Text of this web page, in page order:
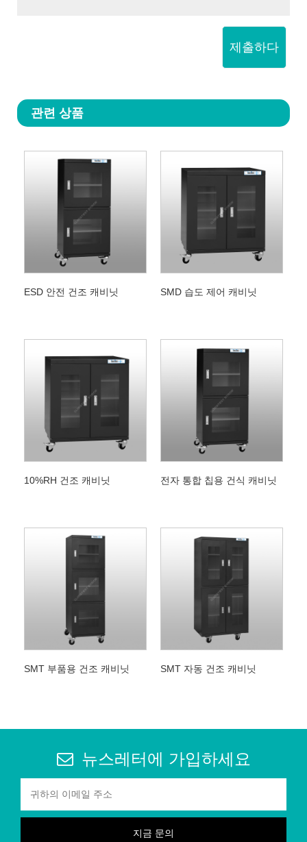
제출하다
관련 상품
ESD 안전 건조 캐비닛 SMD 습도 제어 캐비닛
10%RH 건조 캐비닛 전자 통합 칩용 건식 캐비닛
SMT 부품용 건조 캐비닛 SMT 자동 건조 캐비닛
뉴스레터에 가입하세요